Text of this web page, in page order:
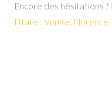
Encore des hésitations ?
l’Italie : Venise, Florence,